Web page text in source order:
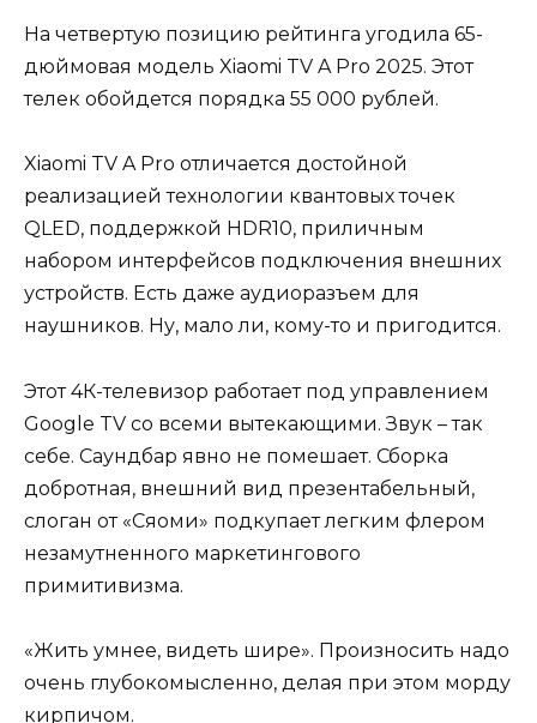
На четвертую позицию рейтинга угодила 65-
дюймовая модель Xiaomi TV A Pro 2025. Этот
телек обойдется порядка 55 000 рублей.
Xiaomi TV A Pro отличается достойной
реализацией технологии квантовых точек
QLED, поддержкой HDR10, приличным
набором интерфейсов подключения внешних
устройств. Есть даже аудиоразъем для
наушников. Ну, мало ли, кому-то и пригодится.
Этот 4К-телевизор работает под управлением
Google TV со всеми вытекающими. Звук – так
себе. Саундбар явно не помешает. Сборка
добротная, внешний вид презентабельный,
слоган от «Сяоми» подкупает легким флером
незамутненного маркетингового
примитивизма.
«Жить умнее, видеть шире». Произносить надо
очень глубокомысленно, делая при этом морду
кирпичом.